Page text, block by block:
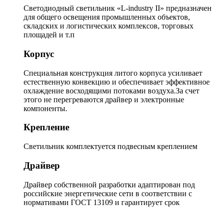
Светодиодный светильник «L-industry II» предназначен
для общего освещения промышленных объектов,
складских и логистических комплексов, торговых
площадей и т.п
Корпус
Специальная конструкция литого корпуса усиливает
естественную конвекцию и обеспечивает эффективное
охлаждение восходящими потоками воздуха.За счет
этого не перегреваются драйвер и электронные
компоненты.
Крепление
Светильник комплектуется подвесным креплением
Драйвер
Драйвер собственной разработки адаптирован под
российские энергетические сети в соответствии с
нормативами ГОСТ 13109 и гарантирует срок